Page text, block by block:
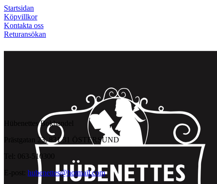
Startsidan
Köpvillkor
Kontakta oss
Returansökan
Hübenettes Bokhandel
Prästgatan 23, 831 31 ÖSTERSUND
Tel: 063-510300
E-post: hubenettes@hotmail.com